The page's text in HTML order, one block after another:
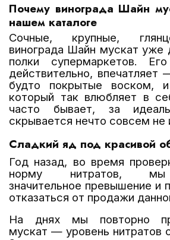
Почему винограда Шайн
нашем каталоге
Сочные, крупные,
винограда Шайн мускат уже
полки супермаркетов.
действительно,
будто покрытые воском,
который так влюбляет в
часто бывает, за
скрывается нечто совсем не
Сладкий яд под красивой
Год назад, во время
норму нитратов, мы
значительное превышение и
отказаться от продажи
На днях мы повторно
мускат — уровень нитратов